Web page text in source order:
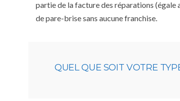
partie de la facture des réparations (égale
de pare-brise sans aucune franchise.
QUEL QUE SOIT VOTRE